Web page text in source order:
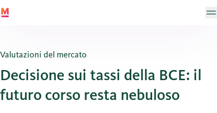
Valutazioni del mercato
Decisione sui tassi della BCE: il
futuro corso resta nebuloso